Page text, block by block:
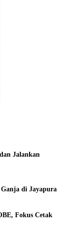
Jalankan
Ganja di Jayapura
Fokus Cetak